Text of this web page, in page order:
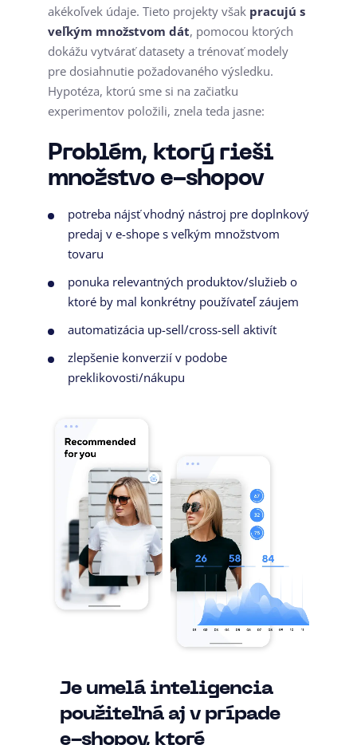
akékoľvek údaje. Tieto projekty však pracujú s
veľkým množstvom dát, pomocou ktorých
dokážu vytvárať datasety a trénovať modely
pre dosiahnutie požadovaného výsledku.
Hypotéza, ktorú sme si na začiatku
experimentov položili, znela teda jasne:
Problém, ktorý rieši
množstvo e-shopov
potreba nájsť vhodný nástroj pre doplnkový
predaj v e-shope s veľkým množstvom
tovaru
ponuka relevantných produktov/služieb o
ktoré by mal konkrétny používateľ záujem
automatizácia up-sell/cross-sell aktivít
zlepšenie konverzií v podobe
preklikovosti/nákupu
Je umelá inteligencia
použiteľná aj v prípade
e-shopov, ktoré